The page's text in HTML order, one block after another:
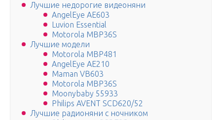
Лучшие недорогие видеоняни
AngelEye AE603
Luvion Essential
Motorola MBP36S
Лучшие модели
Motorola MBP481
AngelEye AE210
Maman VB603
Motorola MBP36S
Moonybaby 55933
Philips AVENT SCD620/52
Лучшие радионяни с ночником